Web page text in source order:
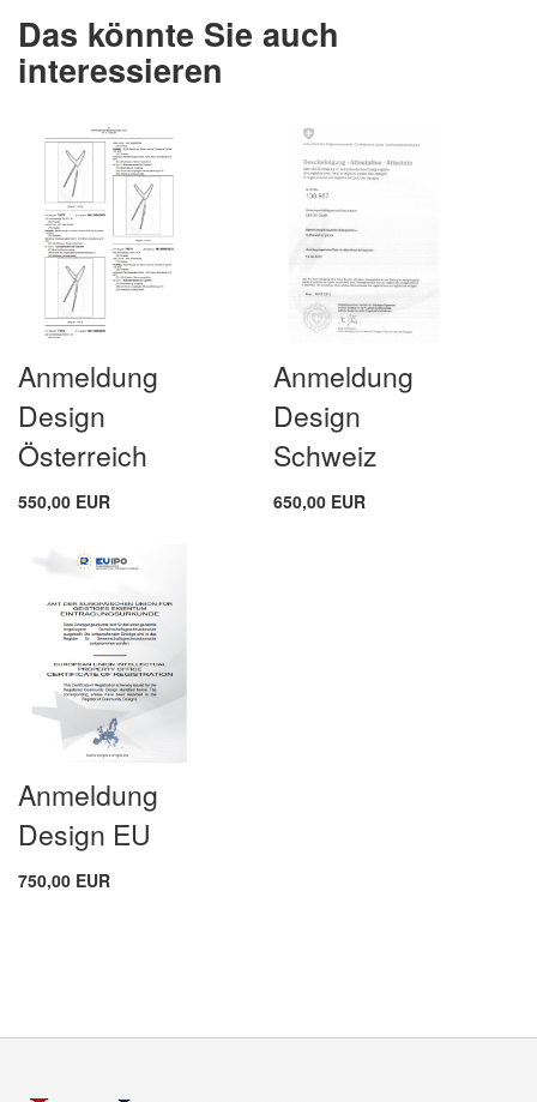
Das könnte Sie auch
interessieren
Anmeldung
Design
Österreich
550,00 EUR
Anmeldung
Design
Schweiz
650,00 EUR
Anmeldung
Design EU
750,00 EUR